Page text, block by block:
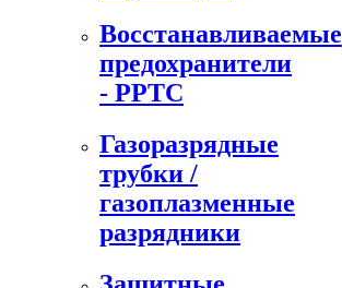
Восстанавливаемые
предохранители
- PPTC
Газоразрядные
трубки /
газоплазменные
разрядники